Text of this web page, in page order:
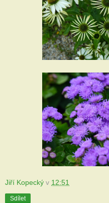
Jiří Kopecký v 12:51
Sdílet